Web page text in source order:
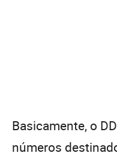
Basicamente, o
números